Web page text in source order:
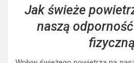
Jak świeże
naszą